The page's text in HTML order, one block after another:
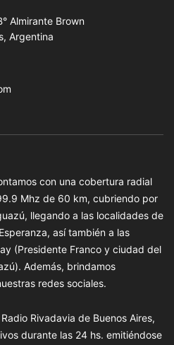
Almirante Brown
Argentina
con una cobertura radial
Mhz de 60 km, cubriendo por
llegando a las localidades de
así también a las
(Presidente Franco y ciudad del
Además, brindamos
redes sociales.
Rivadavia de Buenos Aires,
durante las 24 hs. emitiéndose